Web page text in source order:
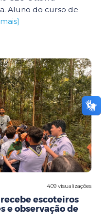
Aluno do curso de
409 visualizações
escoteiros
e observação de